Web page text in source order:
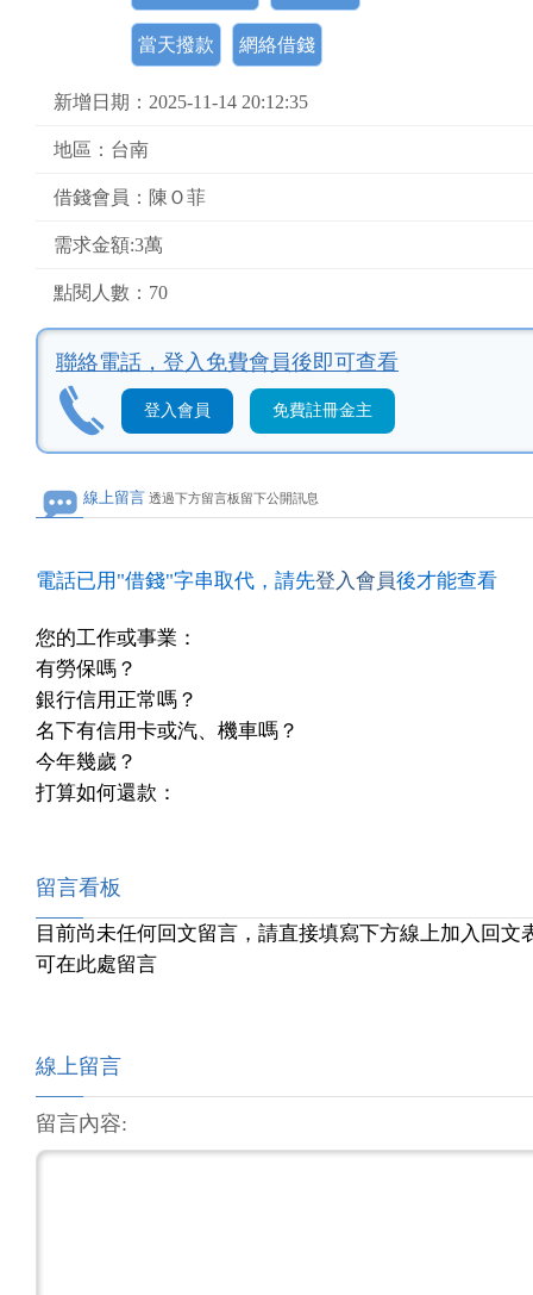
當天撥款 網絡借錢
新增日期：2025-11-14 20:12:35
地區：台南
借錢會員：陳Ｏ菲
需求金額:3萬
點閱人數：70
聯絡電話， 登入免費會員後即可查看
登入會員 免費註冊金主
線上留言 透過下方留言板留下公開訊息
電話已用"借錢"字串取代，請先登入會員後才能查看
您的工作或事業：
有勞保嗎？
銀行信用正常嗎？
名下有信用卡或汽、機車嗎？
今年幾歲？
打算如何還款：
留言看板
目前尚未任何回文留言，請直接填寫下方線上加入回文
可在此處留言
線上留言
留言內容: